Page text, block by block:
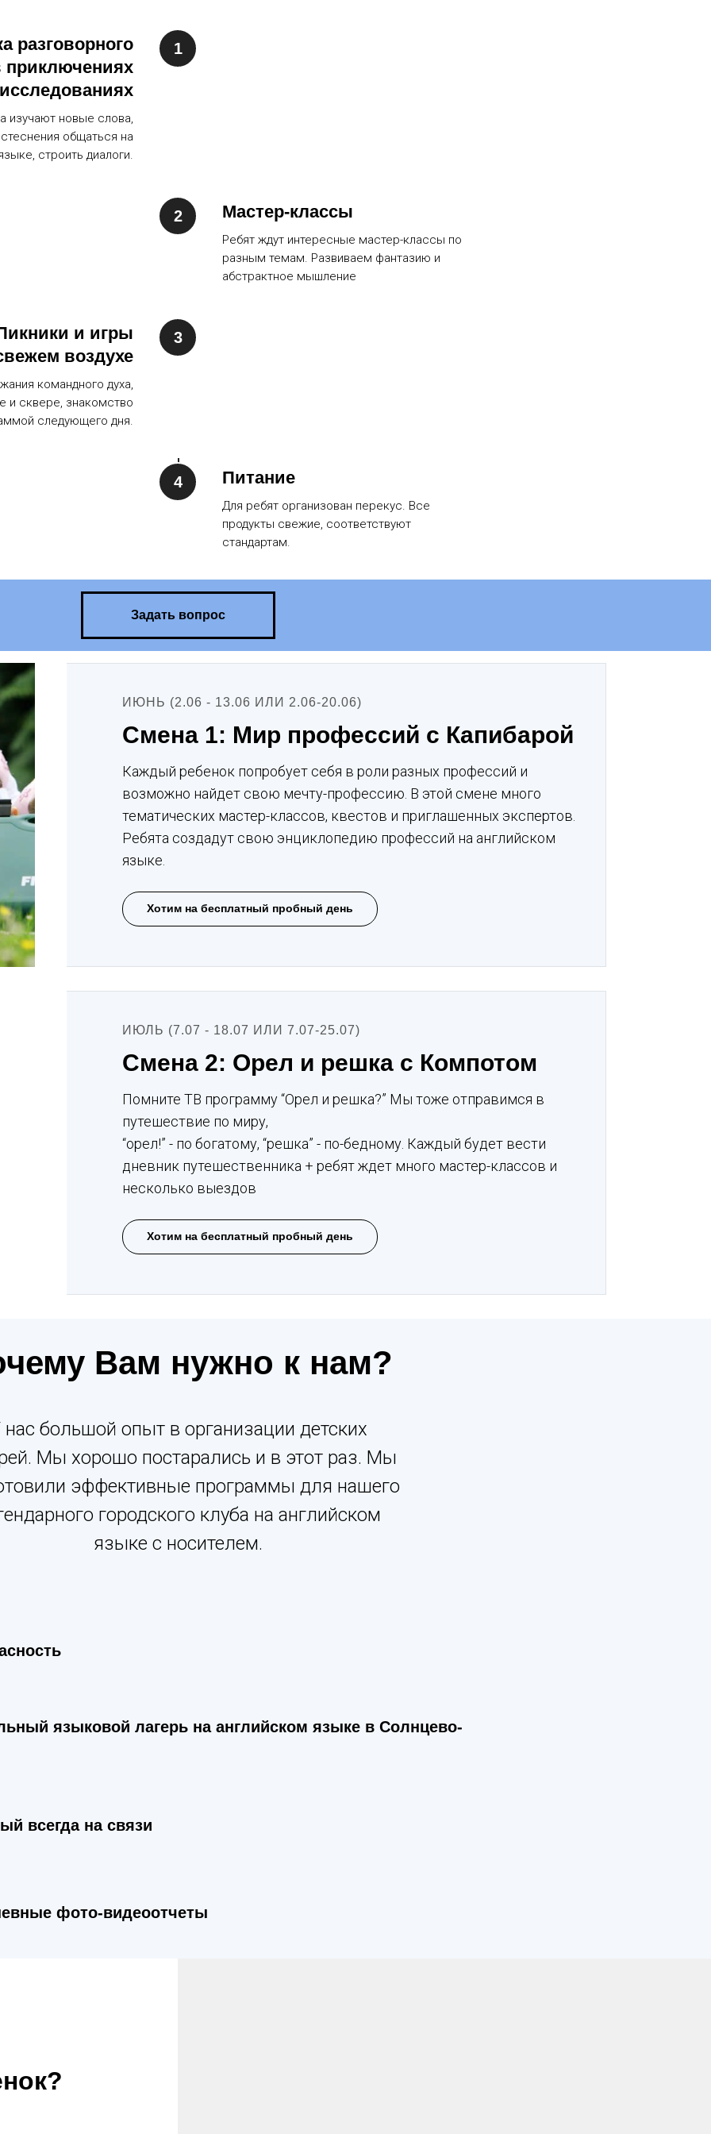
разговорного
приключениях
изучают новые слова,
общаться на
строить диалоги.
Мастер-классы
Ребят ждут интересные мастер-классы по
разным темам. Развиваем фантазию и
абстрактное мышление
и игры
воздухе
командного духа,
и сквере, знакомство
следующего дня.
Питание
Для ребят организован перекус. Все
продукты свежие, соответствуют
стандартам.
Задать вопрос
ИЮНЬ (2.06 - 13.06 ИЛИ 2.06-20.06)
Смена 1: Мир профессий с Капибарой
Каждый ребенок попробует себя в роли разных профессий и
возможно найдет свою мечту-профессию. В этой смене много
тематических мастер-классов, квестов и приглашенных экспертов.
Ребята создадут свою энциклопедию профессий на английском
языке.
Хотим на бесплатный пробный день
ИЮЛЬ (7.07 - 18.07 ИЛИ 7.07-25.07)
Смена 2: Орел и решка с Компотом
Помните ТВ программу “Орел и решка?” Мы тоже отправимся в
путешествие по миру,
“орел!” - по богатому, “решка” - по-бедному. Каждый будет вести
дневник путешественника + ребят ждет много мастер-классов и
несколько выездов
Хотим на бесплатный пробный день
Вам нужно к нам?
большой опыт в организации детских
Мы хорошо постарались и в этот раз. Мы
эффективные программы для нашего
городского клуба на английском
языке с носителем.
языковой лагерь на английском языке в Солнцево-
всегда на связи
фото-видеоотчеты